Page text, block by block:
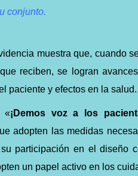
conjunto.
muestra que, cuando
reciben, se logran
paciente y efectos en la salud.
«¡Demos voz a los
adopten las medidas
participación en el diseño
un papel activo en los